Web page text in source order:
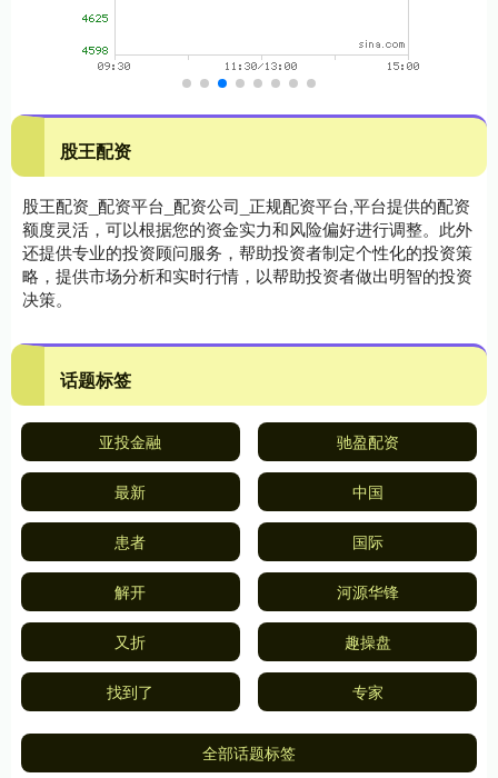
股王配资
股王配资_配资平台_配资公司_正规配资平台,平台提供的配资
额度灵活，可以根据您的资金实力和风险偏好进行调整。此外
还提供专业的投资顾问服务，帮助投资者制定个性化的投资策
略，提供市场分析和实时行情，以帮助投资者做出明智的投资
决策。
话题标签
亚投金融 驰盈配资
最新 中国
患者 国际
解开 河源华锋
又折 趣操盘
找到了 专家
全部话题标签